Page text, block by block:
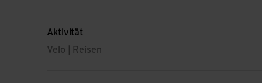
Aktivität
Velo | Reisen